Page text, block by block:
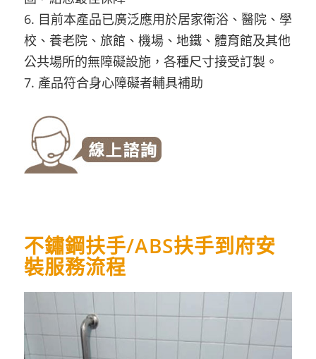
6. 目前本產品已廣泛應用於居家衛浴、醫院、學
校、養老院、旅館、機場、地鐵、體育館及其他
公共場所的無障礙設施，各種尺寸接受訂製。
7. 產品符合身心障礙者輔具補助
不鏽鋼扶手/ABS扶手到府安
裝服務流程